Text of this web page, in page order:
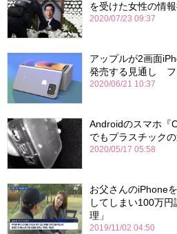
を受けた女性の情
2020/07/23 09:37
アップルが2画面
発売する見通し フ
2020/06/21 10:37
Androidのスマホ『
でもプラスチック
2020/05/17 05:58
お父さんのiPhone
してしまい100万
理」
2019/11/02 04:50